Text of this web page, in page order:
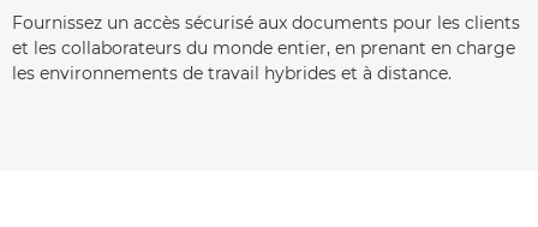
Fournissez un accès sécurisé aux documents pour les clients
et les collaborateurs du monde entier, en prenant en charge
les environnements de travail hybrides et à distance.